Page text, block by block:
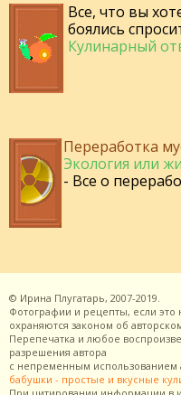
Все, что вы
боялись
Кулинарный
Переработка
Экология или
- Все о
© Ирина Плугатарь, 2007-2019.
Фотографии и рецепты, если это
охраняются законом об
Перепечатка и любое
разрешения автора
с непременным использованием
бабушки - простые и вкусные